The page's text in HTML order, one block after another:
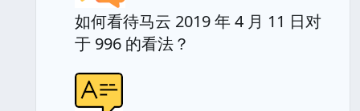
如何看待马云 2019 年 4 月 11 日对
于 996 的看法？